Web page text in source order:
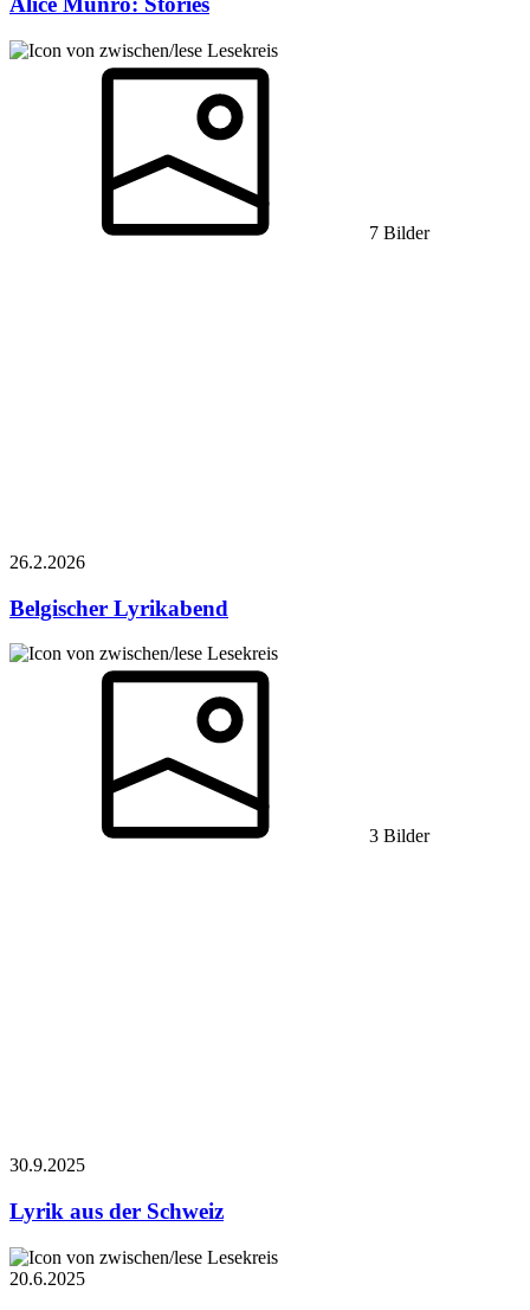
Lesekreis
7 Bilder
26.2.2026
Belgischer Lyrikabend
Lesekreis
3 Bilder
30.9.2025
Lyrik aus der Schweiz
Lesekreis
20.6.2025